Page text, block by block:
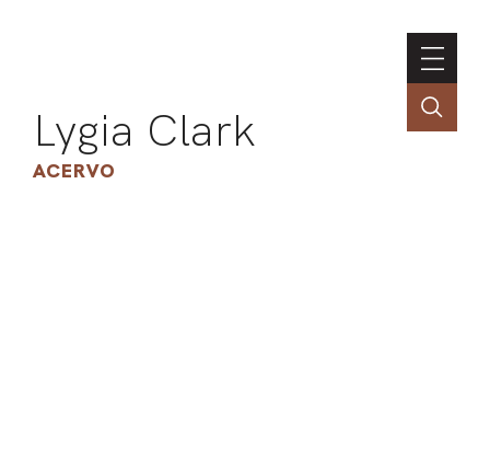
Lygia Clark
ACERVO